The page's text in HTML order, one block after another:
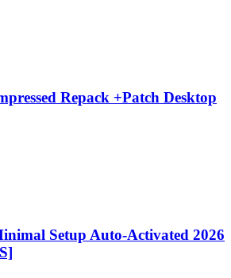
Repack +Patch Desktop
Setup Auto-Activated 2026